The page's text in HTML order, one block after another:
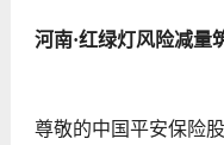
河南·红绿灯风险减量
尊敬的中国平安保险